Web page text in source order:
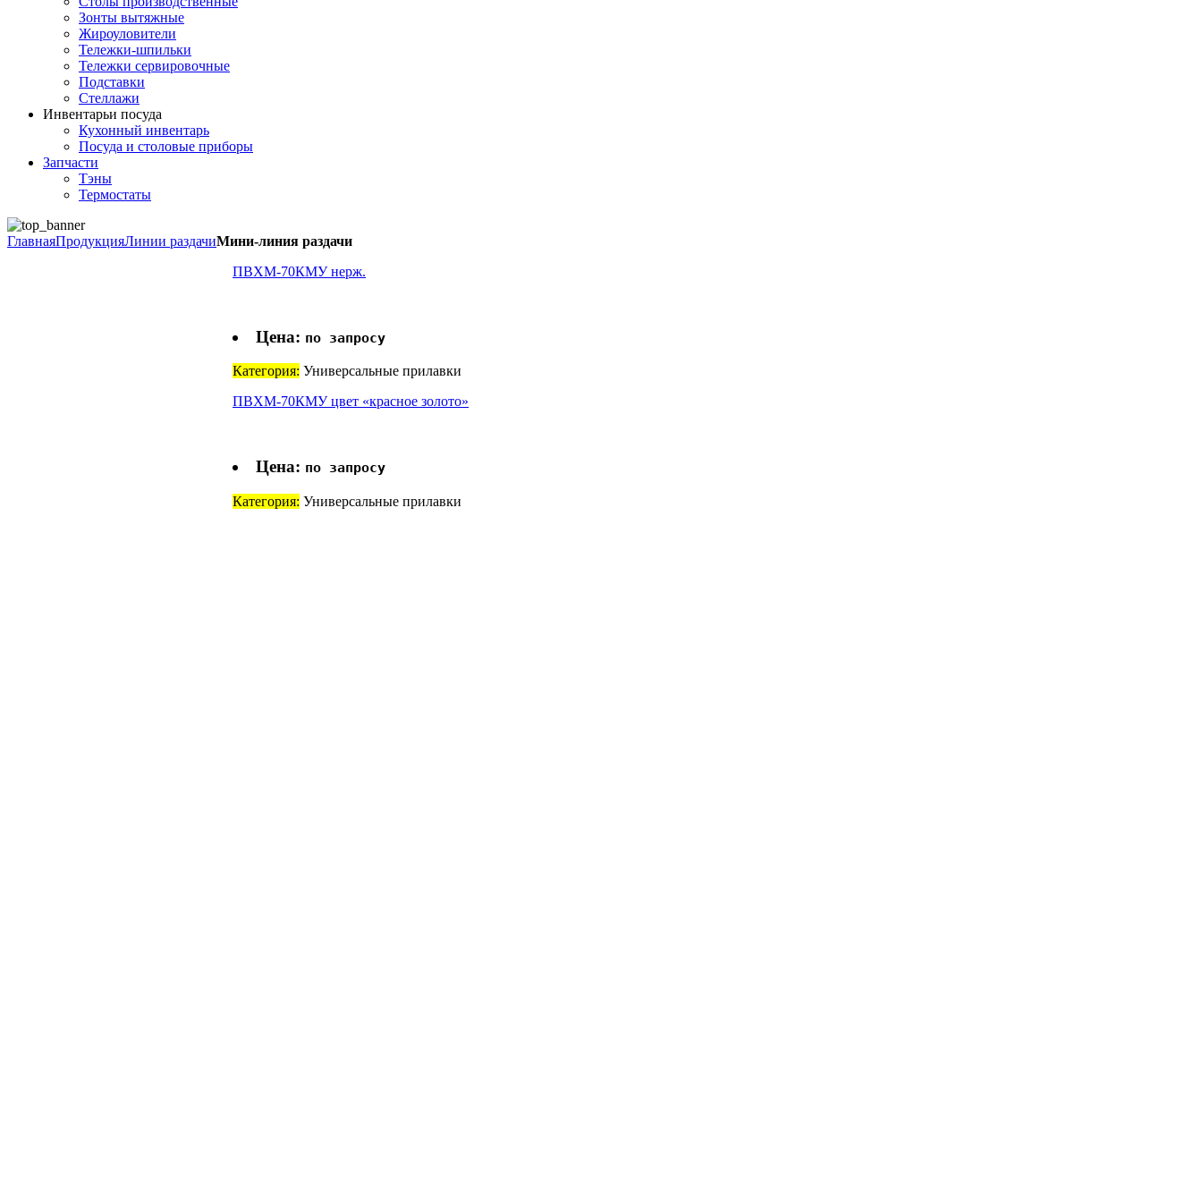
Зонты вытяжные
Жироуловители
Тележки-шпильки
Тележки сервировочные
Подставки
Стеллажи
Инвентарьи посуда
Кухонный инвентарь
Посуда и столовые приборы
Запчасти
Тэны
Термостаты
ГлавнаяПродукцияЛинии раздачиМини-линия раздачи
ПВХМ-70КМУ нерж.
Цена: по запросу
Категория: Универсальные прилавки
ПВХМ-70КМУ цвет «красное золото»
Цена: по запросу
Категория: Универсальные прилавки